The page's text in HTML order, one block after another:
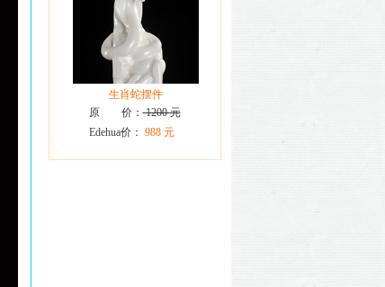
生肖蛇摆件
原 价：1200 元
Edehua价： 988 元